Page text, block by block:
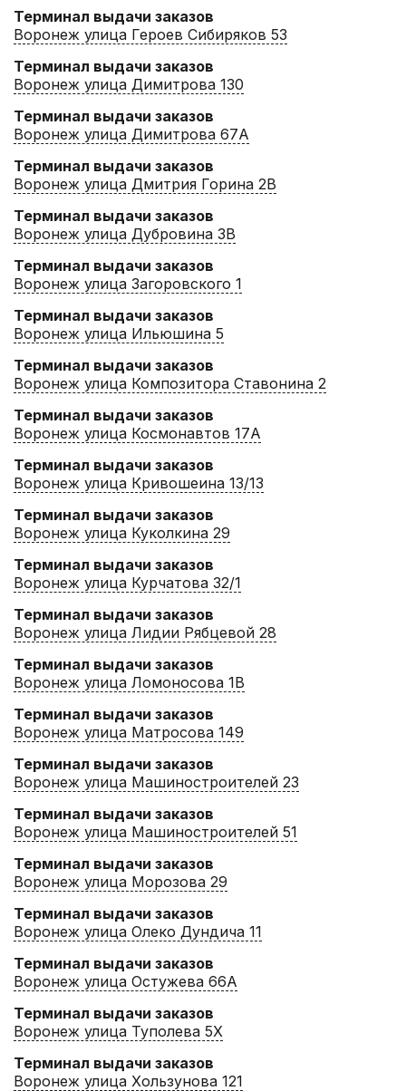
Терминал выдачи заказов
Воронеж улица Героев Сибиряков 53
Терминал выдачи заказов
Воронеж улица Димитрова 130
Терминал выдачи заказов
Воронеж улица Димитрова 67А
Терминал выдачи заказов
Воронеж улица Дмитрия Горина 2В
Терминал выдачи заказов
Воронеж улица Дубровина 3В
Терминал выдачи заказов
Воронеж улица Загоровского 1
Терминал выдачи заказов
Воронеж улица Ильюшина 5
Терминал выдачи заказов
Воронеж улица Композитора Ставонина 2
Терминал выдачи заказов
Воронеж улица Космонавтов 17А
Терминал выдачи заказов
Воронеж улица Кривошеина 13/13
Терминал выдачи заказов
Воронеж улица Куколкина 29
Терминал выдачи заказов
Воронеж улица Курчатова 32/1
Терминал выдачи заказов
Воронеж улица Лидии Рябцевой 28
Терминал выдачи заказов
Воронеж улица Ломоносова 1В
Терминал выдачи заказов
Воронеж улица Матросова 149
Терминал выдачи заказов
Воронеж улица Машиностроителей 23
Терминал выдачи заказов
Воронеж улица Машиностроителей 51
Терминал выдачи заказов
Воронеж улица Морозова 29
Терминал выдачи заказов
Воронеж улица Олеко Дундича 11
Терминал выдачи заказов
Воронеж улица Остужева 66А
Терминал выдачи заказов
Воронеж улица Туполева 5Х
Терминал выдачи заказов
Воронеж улица Хользунова 121